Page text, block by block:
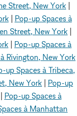
Street, New York
| Pop-up Spaces à
Street, New York
Pop-up Spaces à
Rivington, New York
up Spaces à Tribeca,
New York
Pop-up
Pop-up Spaces à
à Manhattan